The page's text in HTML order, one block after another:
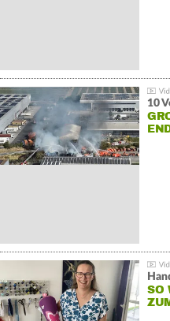
10
SO